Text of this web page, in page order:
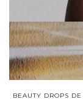
BEAUTY DROPS